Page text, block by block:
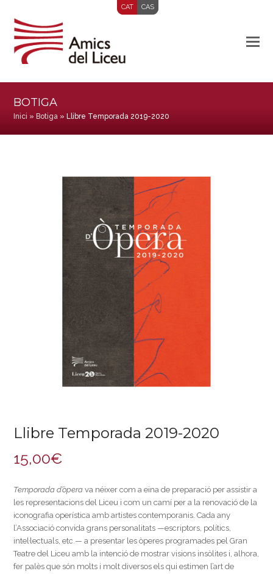
CAT CAS
BOTIGA
Inici » Botiga » Llibre Temporada 2019-2020
Llibre Temporada 2019-2020
15,00€
Temporada d’òpera va néixer com a eina de preparació per assistir a
les representacions del Liceu i com un camí per a la renovació de la
iconografia operística amb artistes contemporanis. Cada any
l’Associació convida grans personalitats —escriptors, polítics,
intel·lectuals, etc.— a presentar les òperes programades pel Gran
Teatre del Liceu amb la intenció de mostrar visions insòlites i, alhora,
fer palès que són molts i molt diversos els qui estimen l’art de